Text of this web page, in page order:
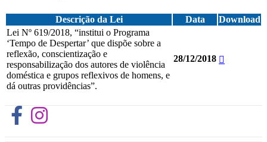
Descrição da Lei Data
Download
Lei Nº 619/2018, “institui o Programa
‘Tempo de Despertar’ que dispõe sobre a
reflexão, conscientização e
responsabilização dos autores de violência
doméstica e grupos reflexivos de homens, e
dá outras providências”.
28/12/2018